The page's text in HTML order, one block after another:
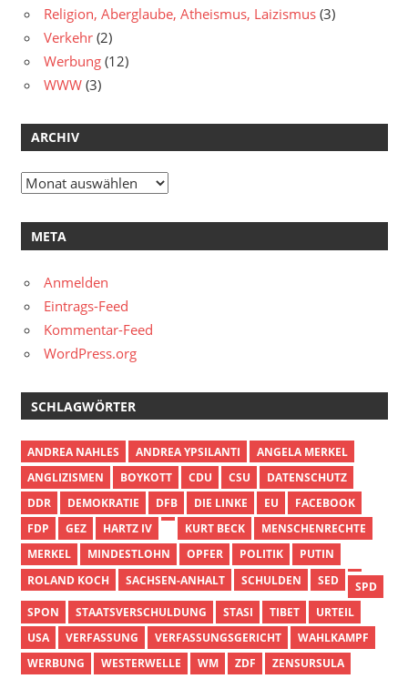
Religion, Aberglaube, Atheismus, Laizismus (3)
Verkehr (2)
Werbung (12)
WWW (3)
ARCHIV
Archiv
META
Anmelden
Eintrags-Feed
Kommentar-Feed
WordPress.org
SCHLAGWÖRTER
ANDREA NAHLES ANDREA YPSILANTI
ANGELA MERKEL
ANGLIZISMEN
BOYKOTT CDU CSU
DATENSCHUTZ
DDR
DEMOKRATIE DFB DIE LINKE EU
FACEBOOK
FDP
GEZ HARTZ IV KURT BECK
MENSCHENRECHTE
MERKEL
MINDESTLOHN OPFER POLITIK
PUTIN
ROLAND KOCH
SACHSEN-ANHALT SCHULDEN SED
SPD
SPON
STAATSVERSCHULDUNG STASI TIBET
URTEIL
USA
VERFASSUNG VERFASSUNGSGERICHT
WAHLKAMPF
WERBUNG
WESTERWELLE WM ZDF ZENSURSULA